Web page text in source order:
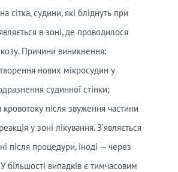
сітка, судини, які бліднуть при
в зоні, де проводилося
Причини виникнення:
нових мікросудин у
судинної стінки;
кровотоку після звуження частини
у зоні лікування. З’являється
після процедури, іноді — через
У більшості випадків є тимчасовим